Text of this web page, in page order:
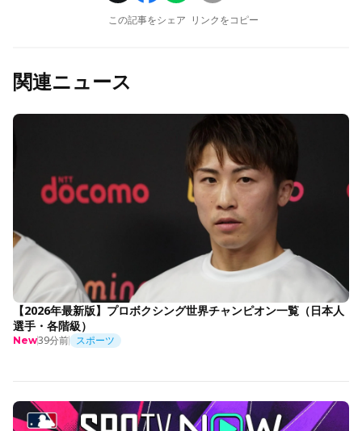
この記事をシェア リンクをコピー
関連ニュース
【2026年最新版】プロボクシング世界チャンピオン一覧（日本人
選手・各階級）
New39分前 スポーツ